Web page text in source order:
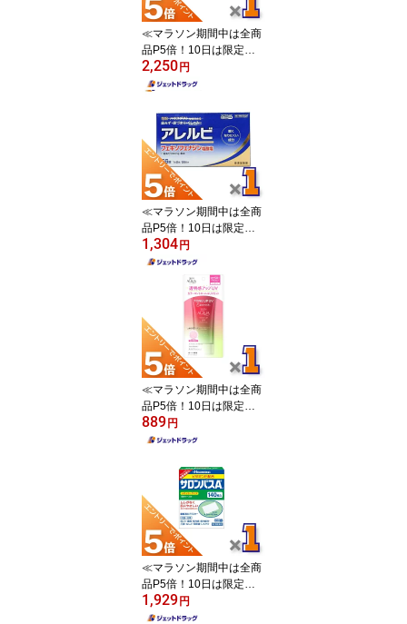
≪マラソン期間中は全商
品P5倍！10日は限定先
着クーポン有≫【医薬部
外品】アルージェ モイス
〔敏感肌用/日焼け止めベ
ースクリーム〕
2,250円
≪マラソン期間中は全商
品P5倍！10日は限定先
着クーポン有≫【第2類
医薬品】アレルビ 56錠
※セルフメディケーショ
ン税制対象
1,304円
≪マラソン期間中は全商
品P5倍！10日は限定先
着クーポン有≫【化粧
品】スキンアクア トーン
80g ×1個〔日焼け止め〕
889円
≪マラソン期間中は全商
品P5倍！10日は限定先
着クーポン有≫【第3類
医薬品】サロンパスAe 1
1,929円